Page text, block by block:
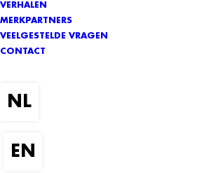
VERHALEN
MERKPARTNERS
VEELGESTELDE VRAGEN
CONTACT